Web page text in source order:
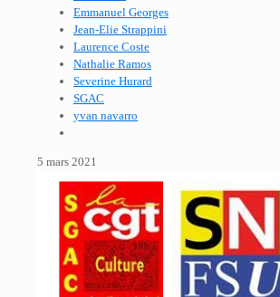
Emmanuel Georges
Jean-Elie Strappini
Laurence Coste
Nathalie Ramos
Severine Hurard
SGAC
yvan navarro
5 mars 2021